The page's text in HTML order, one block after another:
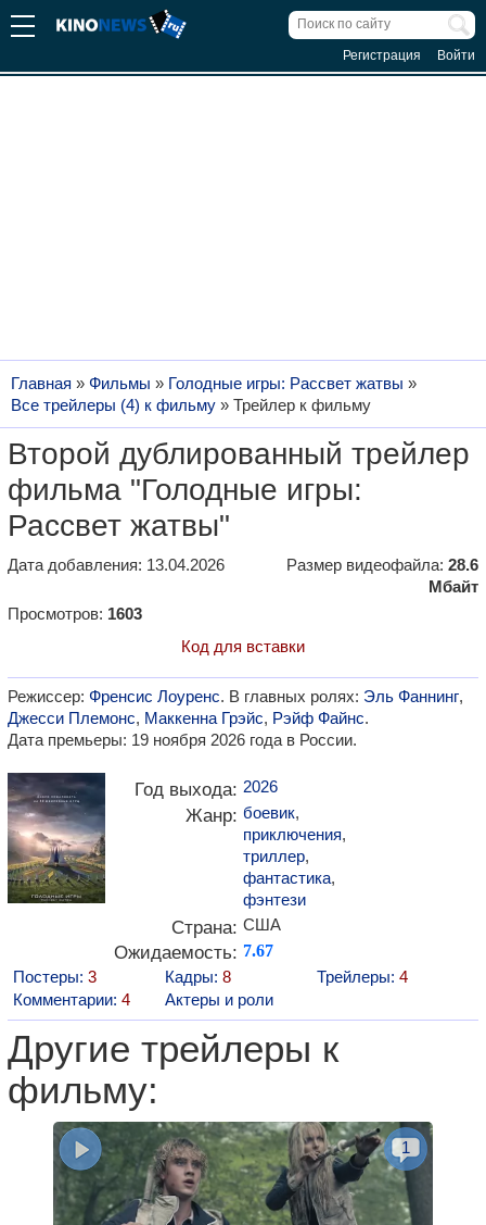
Регистрация Войти
Главная » Фильмы » Голодные игры: Рассвет жатвы »
Все трейлеры (4) к фильму » Трейлер к фильму
Второй дублированный трейлер
фильма "Голодные игры:
Рассвет жатвы"
Дата добавления: 13.04.2026 Размер видеофайла: 28.6
Мбайт
Просмотров: 1603
Код для вставки
Режиссер: Френсис Лоуренс. В главных ролях: Эль Фаннинг,
Джесси Племонс, Маккенна Грэйс, Рэйф Файнс.
Дата премьеры: 19 ноября 2026 года в России.
Год выхода: 2026
Жанр: боевик,
приключения,
триллер,
фантастика,
фэнтези
Страна: США
Ожидаемость: 7.67
Постеры: 3 Кадры: 8 Трейлеры: 4
Комментарии: 4 Актеры и роли
Другие трейлеры к
фильму:
1